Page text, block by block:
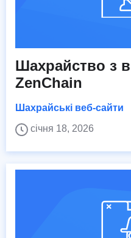
Шахрайство з
ZenChain
Шахрайські веб-сайти
січня 18, 2026